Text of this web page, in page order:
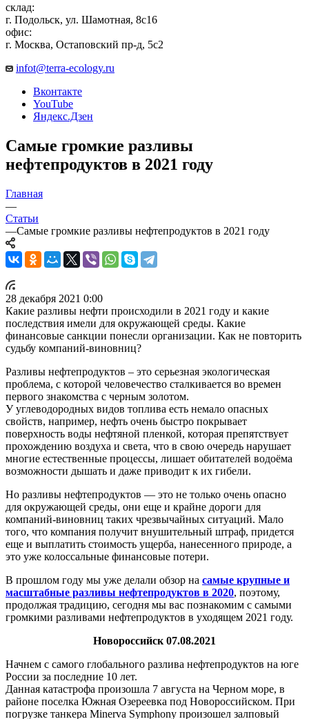
склад:
г. Подольск, ул. Шамотная, 8с16
офис:
г. Москва, Остаповский пр-д, 5с2
infot@terra-ecology.ru
Вконтакте
YouTube
Яндекс.Дзен
Самые громкие разливы
нефтепродуктов в 2021 году
Главная
—
Статьи
—Самые громкие разливы нефтепродуктов в 2021 году
28 декабря 2021 0:00
Какие разливы нефти происходили в 2021 году и какие
последствия имели для окружающей среды. Какие
финансовые санкции понесли организации. Как не повторить
судьбу компаний-виновниц?
Разливы нефтепродуктов – это серьезная экологическая
проблема, с которой человечество сталкивается во времен
первого знакомства с черным золотом.
У углеводородных видов топлива есть немало опасных
свойств, например, нефть очень быстро покрывает
поверхность воды нефтяной пленкой, которая препятствует
прохождению воздуха и света, что в свою очередь нарушает
многие естественные процессы, лишает обитателей водоёма
возможности дышать и даже приводит к их гибели.
Но разливы нефтепродуктов — это не только очень опасно
для окружающей среды, они еще и крайне дороги для
компаний-виновниц таких чрезвычайных ситуаций. Мало
того, что компания получит внушительный штраф, придется
еще и выплатить стоимость ущерба, нанесенного природе, а
это уже колоссальные финансовые потери.
В прошлом году мы уже делали обзор на самые крупные и
масштабные разливы нефтепродуктов в 2020, поэтому,
продолжая традицию, сегодня мы вас познакомим с самыми
громкими разливами нефтепродуктов в уходящем 2021 году.
Новороссийск 07.08.2021
Начнем с самого глобального разлива нефтепродуктов на юге
России за последние 10 лет.
Данная катастрофа произошла 7 августа на Черном море, в
районе поселка Южная Озереевка под Новороссийском. При
погрузке танкера Minerva Symphony произошел залповый